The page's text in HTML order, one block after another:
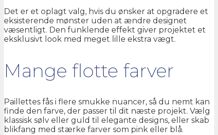
Det er et oplagt valg, hvis du ønsker at opgradere et
eksisterende mønster uden at ændre designet
væsentligt. Den funklende effekt giver projektet et
eksklusivt look med meget lille ekstra vægt.
Mange flotte farver
Paillettes fås i flere smukke nuancer, så du nemt kan
finde den farve, der passer til dit næste projekt. Vælg
klassisk sølv eller guld til elegante designs, eller skab
blikfang med stærke farver som pink eller blå.